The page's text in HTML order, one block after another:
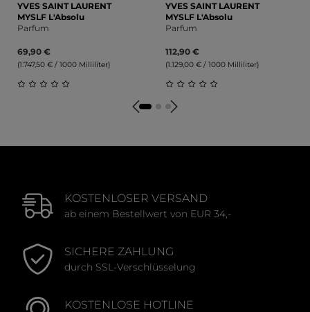
YVES SAINT LAURENT
MYSLF L'Absolu
Parfum
69,90 €
(1.747,50 € / 1000 Milliliter)
Durchschnittliche Bewertung von 0 von 5 Sternen
YVES SAINT LAURENT
MYSLF L'Absolu
Parfum
112,90 €
(1.129,00 € / 1000 Milliliter)
Durchschnittliche
KOSTENLOSER VERSAND
ab einem Bestellwert von EUR 34,-
SICHERE ZAHLUNG
durch SSL-Verschlüsselung
KOSTENLOSE HOTLINE